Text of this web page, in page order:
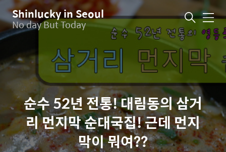
Shinlucky in Seoul
No day But Today 메
뉴
순수 52년 전통! 대림동의 삼거
리 먼지막 순대국집! 근데 먼지
막이 뭐여??